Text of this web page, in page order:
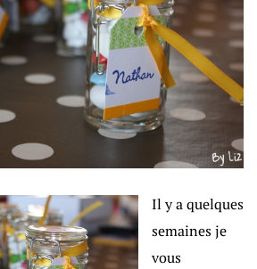
Il y a quelques
semaines je
vous